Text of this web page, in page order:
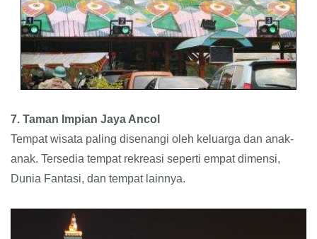
7. Taman Impian Jaya Ancol
Tempat wisata paling disenangi oleh keluarga dan anak-
anak. Tersedia tempat rekreasi seperti empat dimensi,
Dunia Fantasi, dan tempat lainnya.